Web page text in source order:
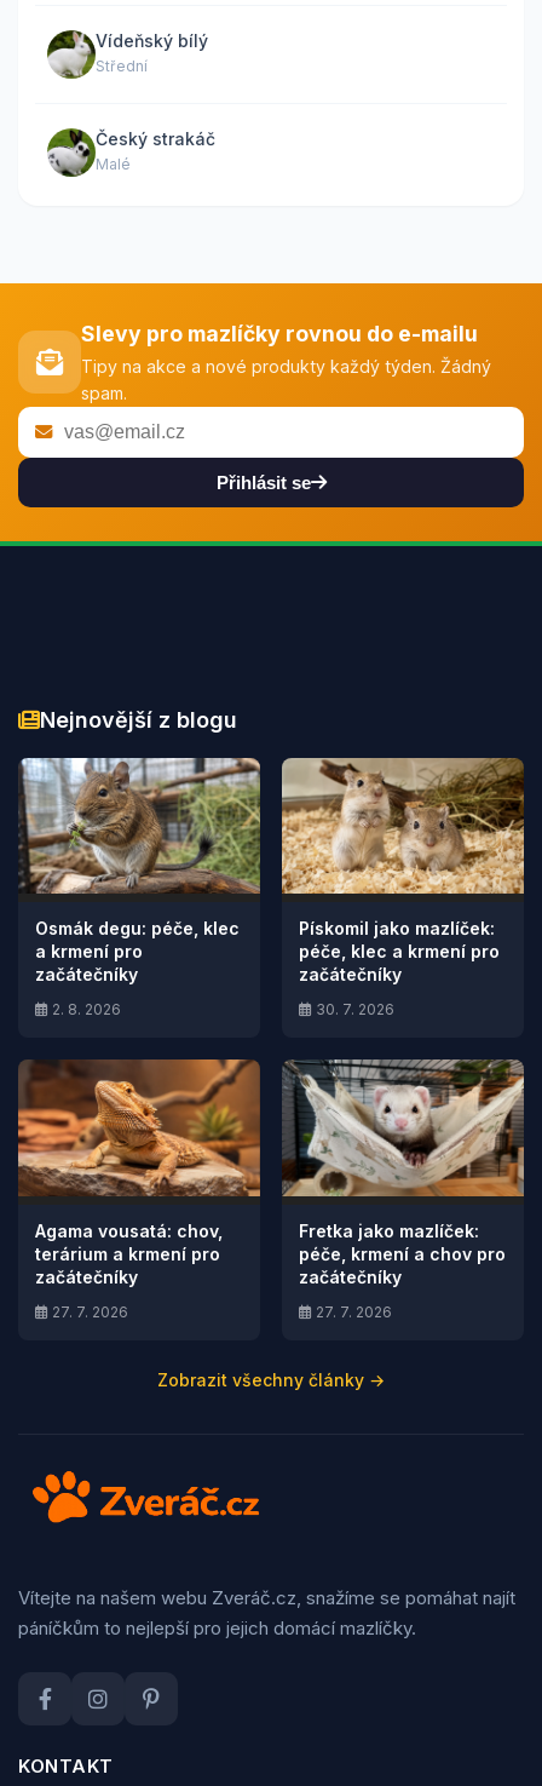
Vídeňský bílý
Střední
Český strakáč
Malé
Slevy pro mazlíčky rovnou do e-mailu
Tipy na akce a nové produkty každý týden. Žádný
spam.
Přihlásit se
Nejnovější z blogu
Osmák degu: péče, klec
a krmení pro
začátečníky
2. 8. 2026
Pískomil jako mazlíček:
péče, klec a krmení pro
začátečníky
30. 7. 2026
Agama vousatá: chov,
terárium a krmení pro
začátečníky
27. 7. 2026
Fretka jako mazlíček:
péče, krmení a chov pro
začátečníky
27. 7. 2026
Zobrazit všechny články →
Vítejte na našem webu Zveráč.cz, snažíme se pomáhat najít
páníčkům to nejlepší pro jejich domácí mazlíčky.
KONTAKT